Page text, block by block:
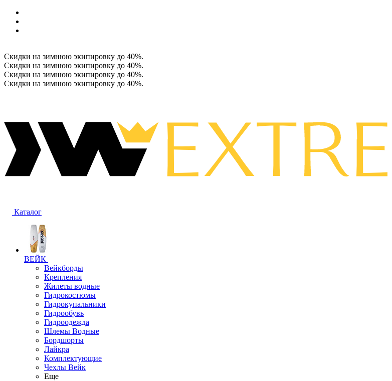
Скидки на зимнюю экипировку до 40%.
Скидки на зимнюю экипировку до 40%.
Скидки на зимнюю экипировку до 40%.
Скидки на зимнюю экипировку до 40%.
Каталог
ВЕЙК
Вейкборды
Крепления
Жилеты водные
Гидрокостюмы
Гидрокупальники
Гидрообувь
Гидроодежда
Шлемы Водные
Бордшорты
Лайкра
Комплектующие
Чехлы Вейк
Еще